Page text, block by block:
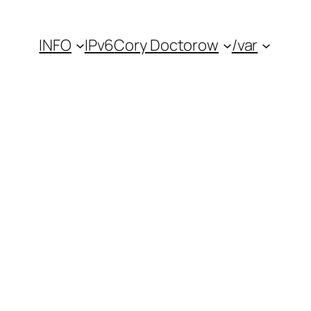
INFO IPv6Cory Doctorow /var